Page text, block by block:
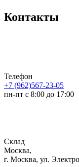
Контакты
Телефон
+7 (962)567-23-05
пн-пт с 8:00 до 17:00
Склад
Москва,
г. Москва, ул.